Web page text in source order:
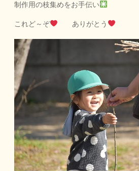
制作用の枝集めをお手伝い
これど～ぞ ありがとう